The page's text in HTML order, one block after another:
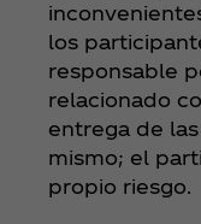
los
responsable
relacionado
entrega de
mismo; el
propio riesgo.